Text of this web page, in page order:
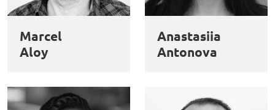
Marcel
Aloy
Anastasiia
Antonova